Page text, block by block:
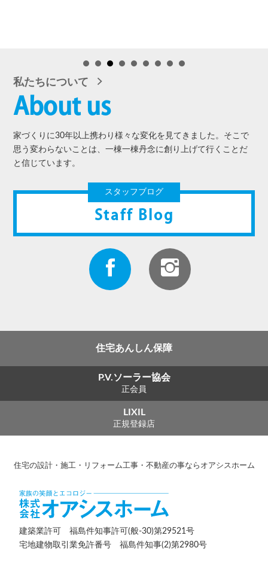
私たちについて
About us
家づくりに30年以上携わり様々な変化を見てきました。そこで
思う変わらないことは、一棟一棟丹念に創り上げて行くことだ
と信じています。
スタッフブログ
Staff Blog
住宅あんしん保障
P.V.ソーラー協会
正会員
LIXIL
正規登録店
住宅の設計・施工・リフォーム工事・不動産の事ならオアシスホーム
建築業許可 福島件知事許可(般-30)第29521号
宅地建物取引業免許番号 福島件知事(2)第2980号